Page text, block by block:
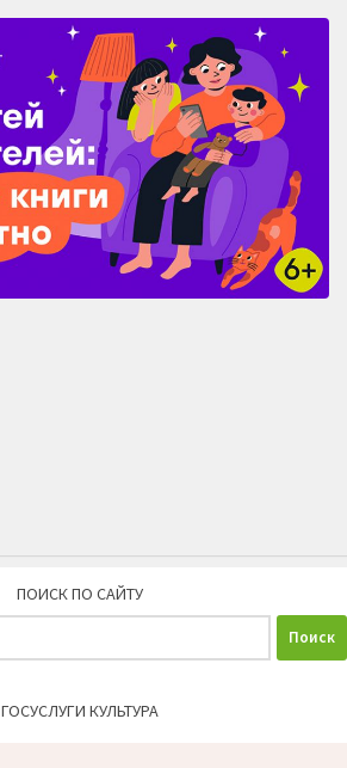
ПОИСК ПО САЙТУ
ГОСУСЛУГИ КУЛЬТУРА